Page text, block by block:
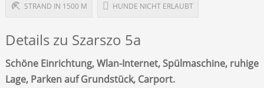
STRAND IN 1500 M HUNDE NICHT ERLAUBT
Details zu Szarszo 5a
Schöne Einrichtung, Wlan-Internet, Spülmaschine, ruhige
Lage, Parken auf Grundstück, Carport.